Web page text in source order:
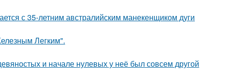
с 35-летним австралийским манекенщиком дуги
Легким".
и начале нулевых у неё был совсем другой